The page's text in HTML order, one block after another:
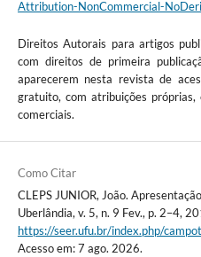
Attribution-NonCommercial-
Direitos Autorais para artigos
com direitos de primeira
aparecerem nesta revista de
gratuito, com atribuições próprias,
comerciais.
Como Citar
CLEPS JUNIOR, João.
Uberlândia, v. 5, n. 9 Fev., p. 2–4,
https://seer.ufu.br/index.php/
Acesso em: 7 ago. 2026.